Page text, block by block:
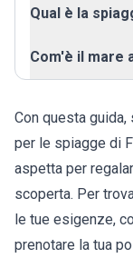
Qual è la
Com'è il mare
Con questa
per le spiagge di
aspetta per
scoperta. Per
le tue esigenze,
prenotare la tua